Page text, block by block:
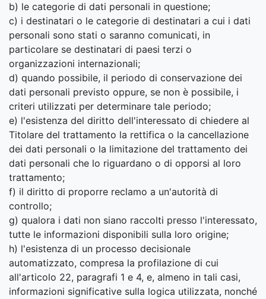
b) le categorie di dati personali in questione;
c) i destinatari o le categorie di destinatari a cui i dati
personali sono stati o saranno comunicati, in
particolare se destinatari di paesi terzi o
organizzazioni internazionali;
d) quando possibile, il periodo di conservazione dei
dati personali previsto oppure, se non è possibile, i
criteri utilizzati per determinare tale periodo;
e) l'esistenza del diritto dell'interessato di chiedere al
Titolare del trattamento la rettifica o la cancellazione
dei dati personali o la limitazione del trattamento dei
dati personali che lo riguardano o di opporsi al loro
trattamento;
f) il diritto di proporre reclamo a un'autorità di
controllo;
g) qualora i dati non siano raccolti presso l'interessato,
tutte le informazioni disponibili sulla loro origine;
h) l'esistenza di un processo decisionale
automatizzato, compresa la profilazione di cui
all'articolo 22, paragrafi 1 e 4, e, almeno in tali casi,
informazioni significative sulla logica utilizzata, nonché